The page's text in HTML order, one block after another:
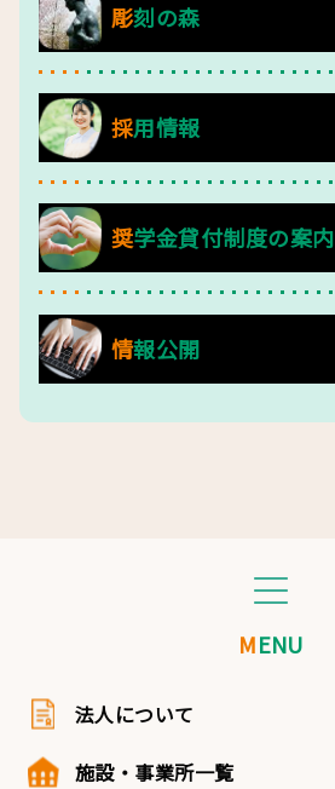
彫刻の森
採用情報
奨学金貸付制度の案内
情報公開
MENU
法人について
施設・事業所一覧